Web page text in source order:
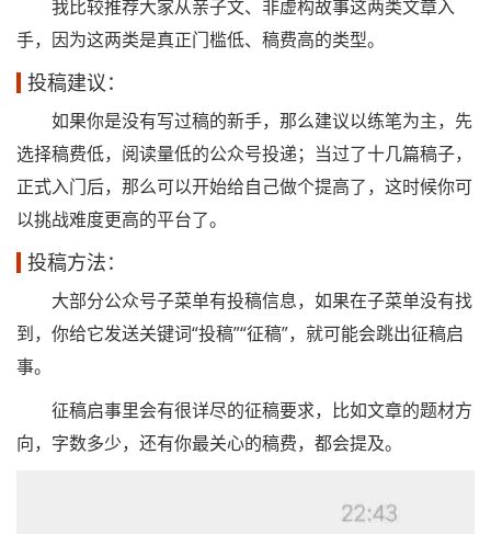
我比较推荐大家从亲子文、非虚构故事这两类文章入
手，因为这两类是真正门槛低、稿费高的类型。
投稿建议：
如果你是没有写过稿的新手，那么建议以练笔为主，先
选择稿费低，阅读量低的公众号投递；当过了十几篇稿子，
正式入门后，那么可以开始给自己做个提高了，这时候你可
以挑战难度更高的平台了。
投稿方法：
大部分公众号子菜单有投稿信息，如果在子菜单没有找
到，你给它发送关键词“投稿”“征稿”，就可能会跳出征稿启
事。
征稿启事里会有很详尽的征稿要求，比如文章的题材方
向，字数多少，还有你最关心的稿费，都会提及。